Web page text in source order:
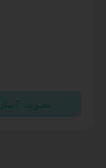
عضویت:7سال قبل